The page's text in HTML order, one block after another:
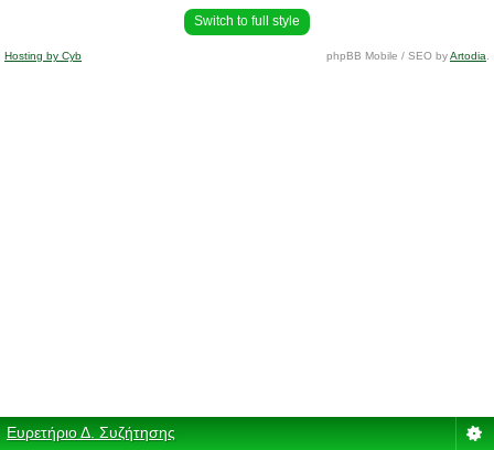
Switch to full style
Hosting by Cyb phpBB Mobile / SEO byArtodia
Ευρετήριο Δ. Συζήτησης